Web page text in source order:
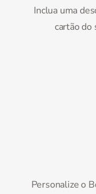
Inclua uma
cartão do
Personalize o